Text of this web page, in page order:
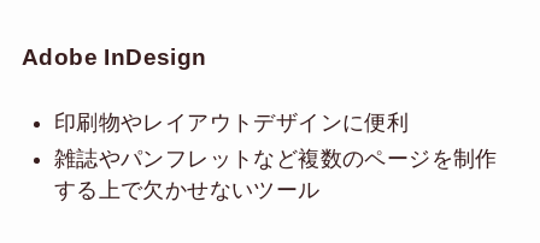
Adobe InDesign
印刷物やレイアウトデザインに便利
雑誌やパンフレットなど複数のページを制作
する上で欠かせないツール